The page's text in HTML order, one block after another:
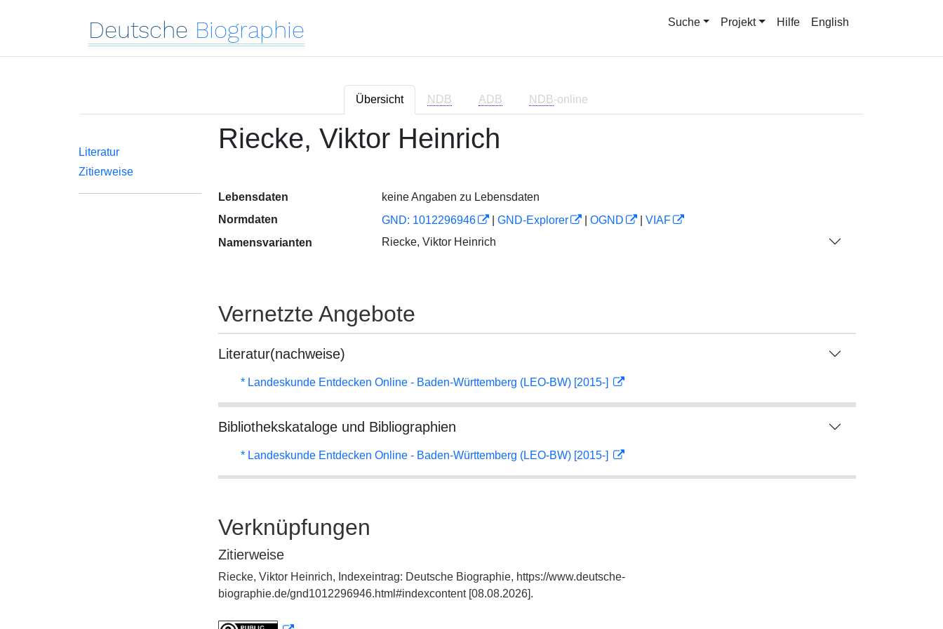
Deutsche Biographie Suche Projekt Hilfe English
Übersicht NDB ADB NDB-online
Literatur
Zitierweise
Riecke, Viktor Heinrich
Lebensdaten
keine Angaben zu Lebensdaten
Normdaten
GND: 1012296946 GND-Explorer OGND
VIAF
Namensvarianten
Riecke, Viktor Heinrich
Vernetzte Angebote
Literatur(nachweise)
* Landeskunde Entdecken Online - Baden-Württemberg (LEO-BW) [2015-]
Bibliothekskataloge und Bibliographien
* Landeskunde Entdecken Online - Baden-Württemberg (LEO-BW) [2015-]
Verknüpfungen
Zitierweise
Riecke, Viktor Heinrich, Indexeintrag: Deutsche Biographie, https://www.deutsche-
biographie.de/gnd1012296946.html#indexcontent [08.08.2026].